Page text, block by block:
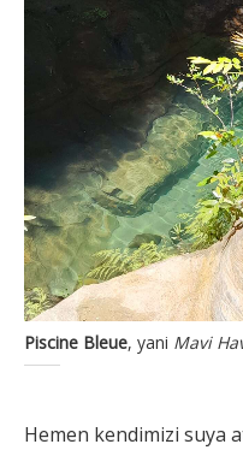
Piscine Bleue, yani Mavi
Hemen kendimizi suya